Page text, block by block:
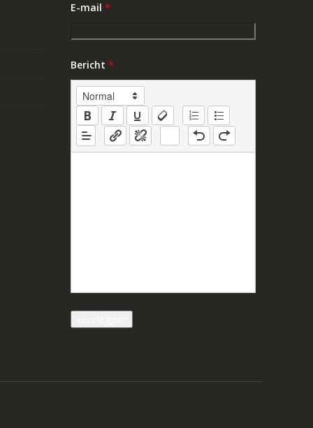
E-mail *
Bericht *